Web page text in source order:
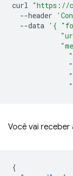
curl "https://
--header
--data '{
Você vai
{